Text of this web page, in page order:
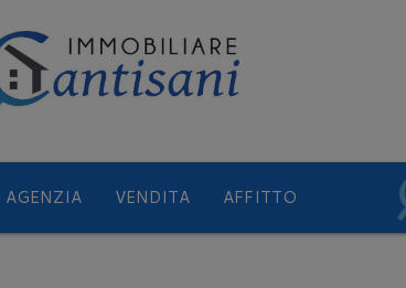
AGENZIA VENDITA AFFITTO